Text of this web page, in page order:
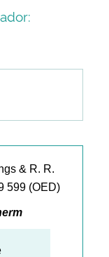
& R. R.
599 (OED)